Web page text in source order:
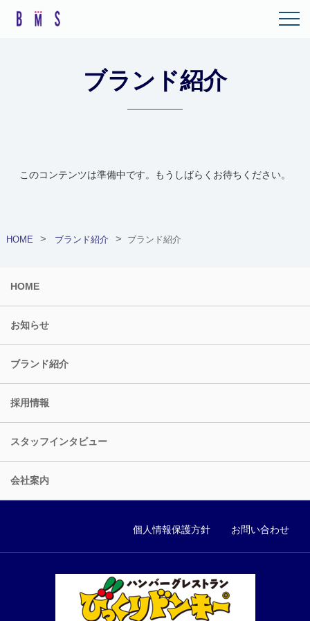
ブランド紹介
このコンテンツは準備中です。もうしばらくお待ちください。
HOME ブランド紹介 ブランド紹介
HOME
お知らせ
ブランド紹介
採用情報
スタッフインタビュー
会社案内
お問い合わせ
個人情報保護方針